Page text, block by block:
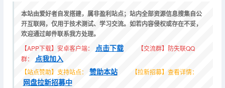
本站由爱好者自发搭建，属非盈利站点；站内全部资源信息搜集自公
开互联网，仅用于技术测试、学习交流。如若内容侵权或存在不妥，
欢迎通过邮件联系我方处理。
【APP下载】安卓客户端： 点击下载
【交流群】防失联QQ
群：
点我加入
【站点赞助】支持站点： 赞助本站 【拉新招募】查看详情：
网盘拉新招募中